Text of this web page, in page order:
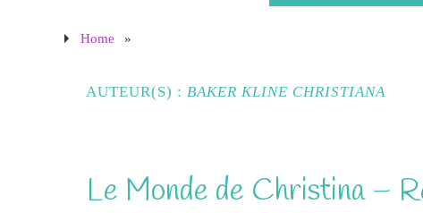
Home »
AUTEUR(S) : BAKER KLINE CHRISTIANA
Le Monde de Christina –